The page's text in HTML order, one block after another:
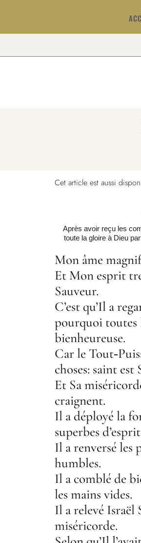
Cet article est aussi
Après avoir reçu les
toute la gloire à Dieu
Mon âme
Et Mon esprit
Sauveur.
C’est qu’Il a
pourquoi toutes
bienheureuse.
Car le
choses: saint est
Et Sa
craignent.
Il a déployé la
superbes
Il a renversé les
humbles.
Il a comblé de
les mains vides.
Il a relevé Israël
miséricorde.